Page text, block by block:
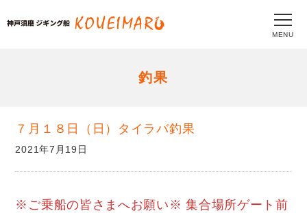
MENU
釣果
７月１８日（日）タイラバ釣果
2021年7月19日
※ご乗船の皆さまへお願い※ 集合場所ゲート前